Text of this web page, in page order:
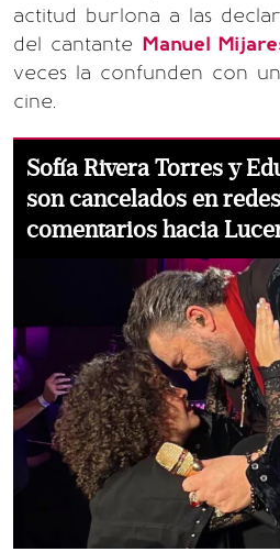
actitud burlona a las
del cantante Manuel
veces la confunden con
cine.
Sofía Rivera Torres y
son cancelados en
comentarios hacia